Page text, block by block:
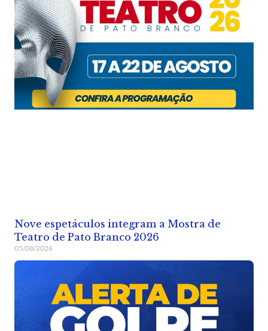
Nove espetáculos integram a Mostra de
Teatro de Pato Branco 2026
05/08/2026